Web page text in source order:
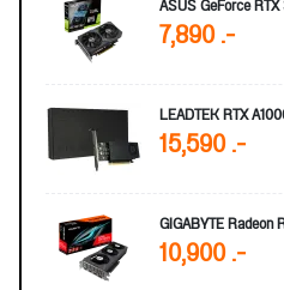
7,890 .-
LEADTEK RTX
15,590 .-
GIGABYTE Radeon
10,900 .-